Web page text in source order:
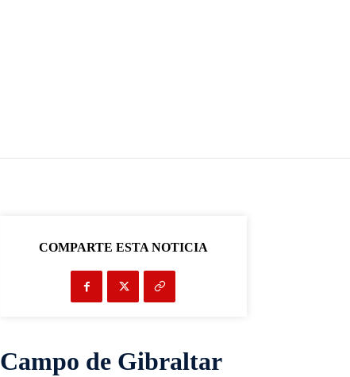
COMPARTE ESTA NOTICIA
Campo de Gibraltar